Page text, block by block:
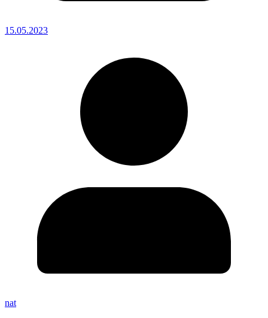
15.05.2023
nat